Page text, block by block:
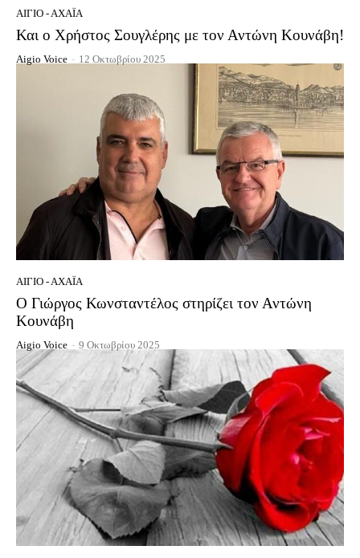
ΑΊΓΙΟ - ΑΧΑΪ́Α
Και ο Χρήστος Σουγλέρης με τον Αντώνη Κουνάβη!
Aigio Voice - 12 Οκτωβρίου 2025
ΑΊΓΙΟ - ΑΧΑΪ́Α
Ο Γιώργος Κωνσταντέλος στηρίζει τον Αντώνη
Κουνάβη
Aigio Voice - 9 Οκτωβρίου 2025